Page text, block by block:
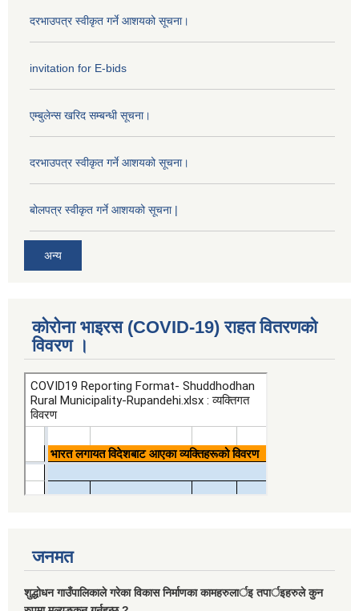
दरभाउपत्र स्वीकृत गर्ने आशयको सूचना।
invitation for E-bids
एम्बुलेन्स खरिद सम्बन्धी सूचना।
दरभाउपत्र स्वीकृत गर्ने आशयको सूचना।
बोलपत्र स्वीकृत गर्ने आशयको सूचना |
अन्य
कोरोना भाइरस (COVID-19) राहत वितरणको
विवरण ।
जनमत
शुद्धोधन गाउँपालिकाले गरेका विकास निर्माणका कामहरुलार्इ तपार्इहरुले कुन